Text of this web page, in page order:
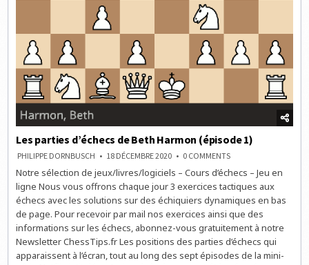
Les parties d’échecs de Beth Harmon (épisode 1)
PHILIPPE DORNBUSCH 18 DÉCEMBRE 2020 0 COMMENTSON
PARTIES
D’ÉCHECS
DE
BETH
HARMON
(ÉPISODE
1)
Notre sélection de jeux/livres/logiciels – Cours d’échecs – Jeu en
ligne Nous vous offrons chaque jour 3 exercices tactiques aux
échecs avec les solutions sur des échiquiers dynamiques en bas
de page. Pour recevoir par mail nos exercices ainsi que des
informations sur les échecs, abonnez-vous gratuitement à notre
Newsletter ChessTips.fr Les positions des parties d’échecs qui
apparaissent à l’écran, tout au long des sept épisodes de la mini-